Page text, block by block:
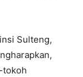
Sulteng,
tokoh